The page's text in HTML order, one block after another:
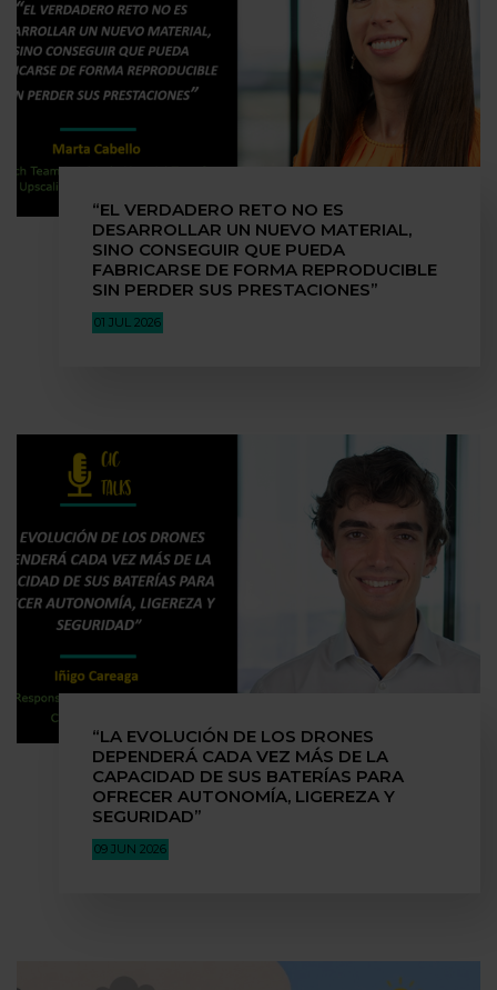
“EL VERDADERO RETO NO ES
DESARROLLAR UN NUEVO MATERIAL,
SINO CONSEGUIR QUE PUEDA
FABRICARSE DE FORMA REPRODUCIBLE
SIN PERDER SUS PRESTACIONES”
01 JUL 2026
“LA EVOLUCIÓN DE LOS DRONES
DEPENDERÁ CADA VEZ MÁS DE LA
CAPACIDAD DE SUS BATERÍAS PARA
OFRECER AUTONOMÍA, LIGEREZA Y
SEGURIDAD”
09 JUN 2026